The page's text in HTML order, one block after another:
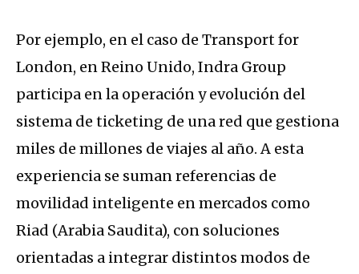
Por ejemplo, en el caso de Transport for
London, en Reino Unido, Indra Group
participa en la operación y evolución del
sistema de ticketing de una red que gestiona
miles de millones de viajes al año. A esta
experiencia se suman referencias de
movilidad inteligente en mercados como
Riad (Arabia Saudita), con soluciones
orientadas a integrar distintos modos de